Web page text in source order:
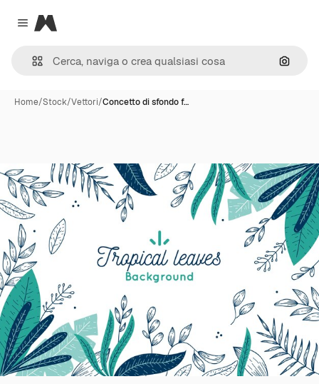
Close menu
Magnific
Cerca
Home/Stock/Vettori/Concetto di sfondo f…